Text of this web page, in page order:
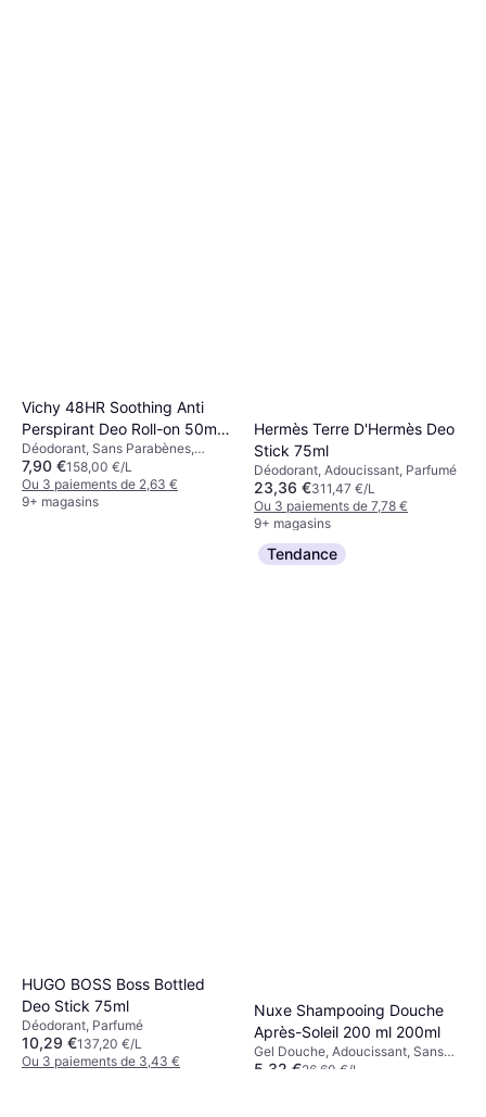
Vichy 48HR Soothing Anti
Perspirant Deo Roll-on 50ml 1
pcs
Déodorant, Sans Parabènes,
Apaisant, Sans Parfum, Sans
Alcool, Dermatologiquement
Testé, Antitranspirant
7,90 €158,00 €/L
Ou 3 paiements de 2,63 €
9+ magasins
Hermès Terre D'Hermès Deo
Stick 75ml
Déodorant, Adoucissant, Parfumé
23,36 €311,47 €/L
Ou 3 paiements de 7,78 €
9+ magasins
HUGO BOSS Boss Bottled
Deo Stick 75ml
Déodorant, Parfumé
10,29 €137,20 €/L
Ou 3 paiements de 3,43 €
Tendance
Nuxe Shampooing Douche
Après-Soleil 200 ml 200ml
Gel Douche, Adoucissant, Sans
Parabènes, Parfumé
5,32 €26,60 €/L